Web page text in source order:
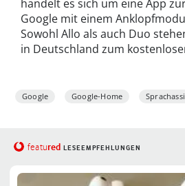
handelt es sich um eine App
Google mit einem
Sowohl Allo als auch Duo
in Deutschland zum
Google Google-Home
featured LESEEMPFEHLUNGEN